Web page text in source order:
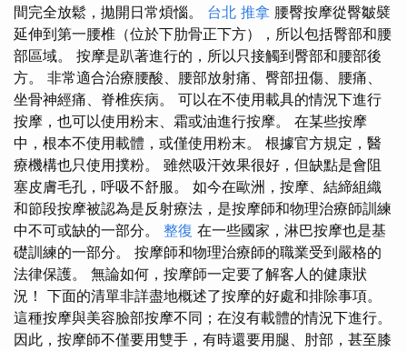
間完全放鬆，拋開日常煩惱。 台北 推拿 腰臀按摩從臀皺襞
延伸到第一腰椎（位於下肋骨正下方），所以包括臀部和腰
部區域。 按摩是趴著進行的，所以只接觸到臀部和腰部後
方。 非常適合治療腰酸、腰部放射痛、臀部扭傷、腰痛、
坐骨神經痛、脊椎疾病。 可以在不使用載具的情況下進行
按摩，也可以使用粉末、霜或油進行按摩。 在某些按摩
中，根本不使用載體，或僅使用粉末。 根據官方規定，醫
療機構也只使用撲粉。 雖然吸汗效果很好，但缺點是會阻
塞皮膚毛孔，呼吸不舒服。 如今在歐洲，按摩、結締組織
和節段按摩被認為是反射療法，是按摩師和物理治療師訓練
中不可或缺的一部分。 整復 在一些國家，淋巴按摩也是基
礎訓練的一部分。 按摩師和物理治療師的職業受到嚴格的
法律保護。 無論如何，按摩師一定要了解客人的健康狀
況！ 下面的清單非詳盡地概述了按摩的好處和排除事項。
這種按摩與美容臉部按摩不同；在沒有載體的情況下進行。
因此，按摩師不僅要用雙手，有時還要用腿、肘部，甚至膝